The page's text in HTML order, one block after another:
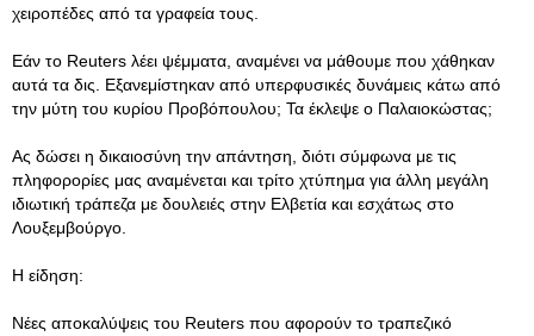
χειροπέδες από τα γραφεία τους.
Εάν το Reuters λέει ψέμματα, αναμένει να μάθουμε που χάθηκαν
αυτά τα δις. Εξανεμίστηκαν από υπερφυσικές δυνάμεις κάτω από
την μύτη του κυρίου Προβόπουλου; Τα έκλεψε ο Παλαιοκώστας;
Ας δώσει η δικαιοσύνη την απάντηση, διότι σύμφωνα με τις
πληφορορίες μας αναμένεται και τρίτο χτύπημα για άλλη μεγάλη
ιδιωτική τράπεζα με δουλειές στην Ελβετία και εσχάτως στο
Λουξεμβούργο.
Η είδηση:
Νέες αποκαλύψεις του Reuters που αφορούν το τραπεζικό